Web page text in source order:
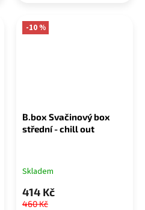
-10 %
B.box Svačinový box
střední - chill out
Skladem
414 Kč
460 Kč